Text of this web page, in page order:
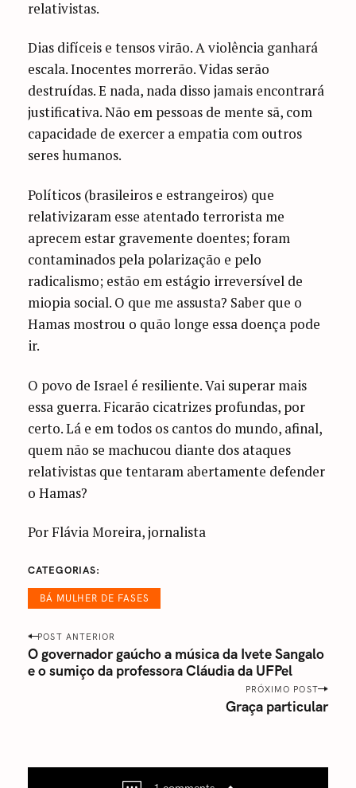
relativistas.
Dias difíceis e tensos virão. A violência ganhará
escala. Inocentes morrerão. Vidas serão
destruídas. E nada, nada disso jamais encontrará
justificativa. Não em pessoas de mente sã, com
capacidade de exercer a empatia com outros
seres humanos.
Políticos (brasileiros e estrangeiros) que
relativizaram esse atentado terrorista me
aprecem estar gravemente doentes; foram
contaminados pela polarização e pelo
radicalismo; estão em estágio irreversível de
miopia social. O que me assusta? Saber que o
Hamas mostrou o quão longe essa doença pode
ir.
O povo de Israel é resiliente. Vai superar mais
essa guerra. Ficarão cicatrizes profundas, por
certo. Lá e em todos os cantos do mundo, afinal,
quem não se machucou diante dos ataques
relativistas que tentaram abertamente defender
o Hamas?
Por Flávia Moreira, jornalista
CATEGORIAS
BÁ MULHER DE FASES
P
o
s
i
POST ANTERIOR
O governador gaúcho a música da Ivete Sangalo
e o sumiço da professora Cláudia da UFPel
PRÓXIMO POST
Graça particular